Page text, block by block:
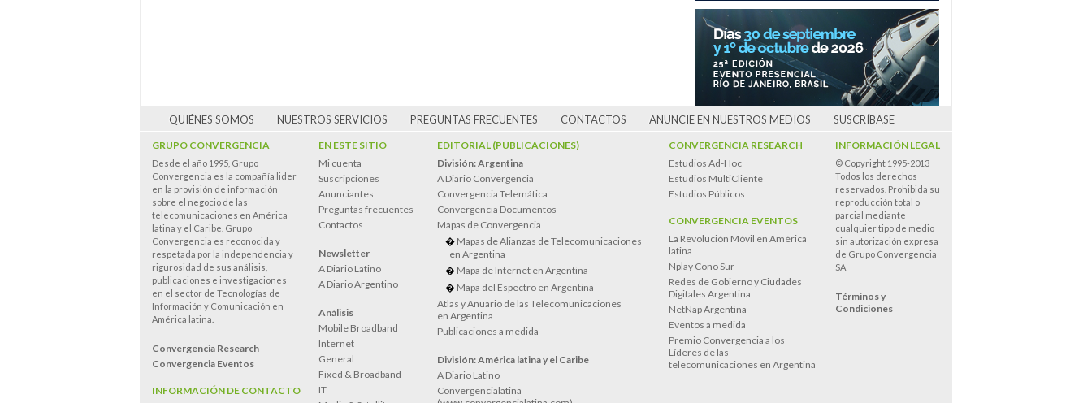
QUIÉNES SOMOS NUESTROS SERVICIOS PREGUNTAS FRECUENTES CONTACTOS ANUNCIE EN NUESTROS MEDIOS SUSCRÍBASE
GRUPO CONVERGENCIA
Desde el año 1995, Grupo
Convergencia es la compañía lider
en la provisión de información
sobre el negocio de las
telecomunicaciones en América
latina y el Caribe. Grupo
Convergencia es reconocida y
respetada por la independencia y
rigurosidad de sus análisis,
publicaciones e investigaciones
en el sector de Tecnologías de
Información y Comunicación en
América latina.
Convergencia Research
Convergencia Eventos
INFORMACIÓN DE CONTACTO
EN ESTE SITIO
Mi cuenta
Suscripciones
Anunciantes
Preguntas frecuentes
Contactos
Newsletter
A Diario Latino
A Diario Argentino
Análisis
Mobile Broadband
Internet
General
Fixed & Broadband
IT
EDITORIAL (PUBLICACIONES)
División: Argentina
A Diario Convergencia
Convergencia Telemática
Convergencia Documentos
Mapas de Convergencia
Mapas de Alianzas de Telecomunicaciones
en Argentina
Mapa de Internet en Argentina
Mapa del Espectro en Argentina
Atlas y Anuario de las Telecomunicaciones
en Argentina
Publicaciones a medida
División: América latina y el Caribe
A Diario Latino
Convergencialatina
CONVERGENCIA RESEARCH
Estudios Ad-Hoc
Estudios MultiCliente
Estudios Públicos
CONVERGENCIA EVENTOS
La Revolución Móvil en América
latina
Nplay Cono Sur
Redes de Gobierno y Ciudades
Digitales Argentina
NetNap Argentina
Eventos a medida
Premio Convergencia a los
Líderes de las
telecomunicaciones en Argentina
INFORMACIÓN LEGAL
© Copyright 1995-2013
Todos los derechos
reservados. Prohibida su
reproducción total o
parcial mediante
cualquier tipo de medio
sin autorización expresa
de Grupo Convergencia
SA
Términos y
Condiciones